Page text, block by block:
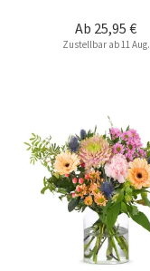
Ab 25,95 €
Zustellbar ab 11 Aug.